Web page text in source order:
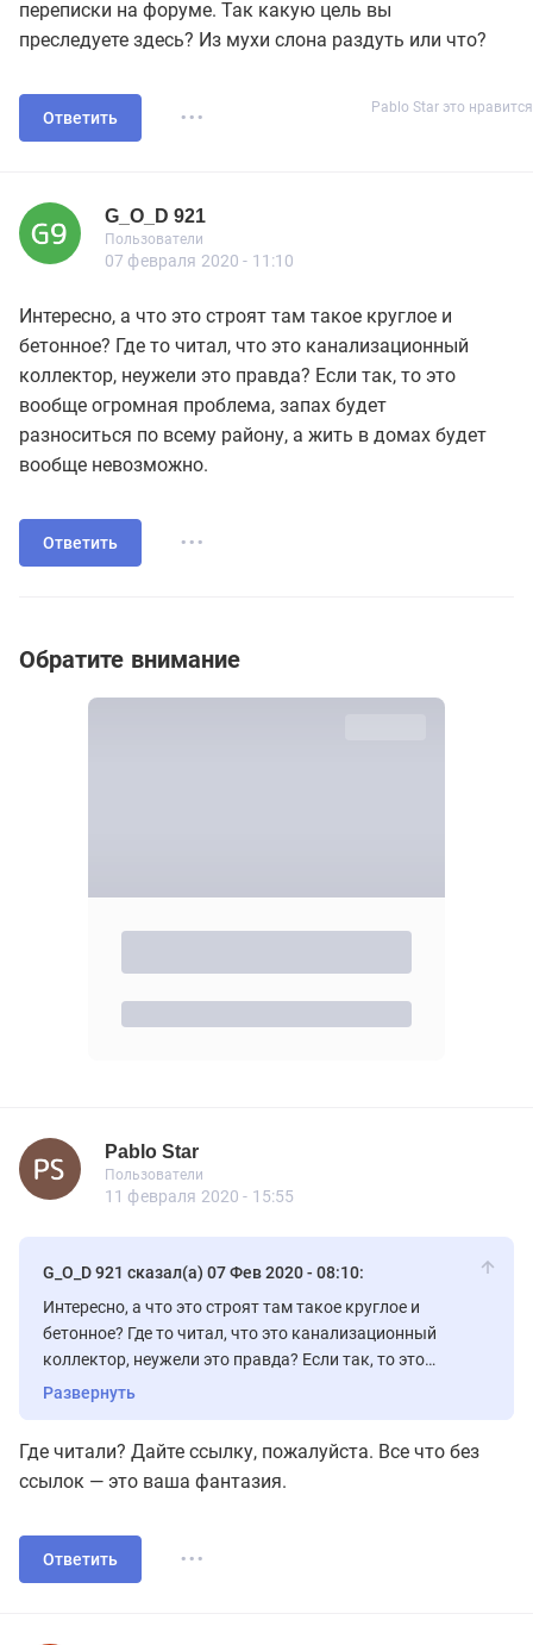
переписки на форуме. Так какую цель вы
преследуете здесь? Из мухи слона раздуть или что?
Pablo Star это нравится
Ответить ...
G_O_D 921
G_O_D 921
Пользователи
Новичок
Пользователи
7 сообщений
07 февраля 2020 - 11:10
Интересно, а что это строят там такое круглое и
бетонное? Где то читал, что это канализационный
коллектор, неужели это правда? Если так, то это
вообще огромная проблема, запах будет
разноситься по всему району, а жить в домах будет
вообще невозможно.
Ответить ...
Обратите внимание
Pablo Star
Pablo Star
Пользователи
Пользователь
Пользователи
30 сообщений
11 февраля 2020 - 15:55
G_O_D 921 сказал(а) 07 Фев 2020 - 08:10:
Интересно, а что это строят там такое круглое и
бетонное? Где то читал, что это канализационный
коллектор, неужели это правда? Если так, то это
вообще огромная проблема, запах будет разноситься
Развернуть
Где читали? Дайте ссылку, пожалуйста. Все что без
ссылок — это ваша фантазия.
Ответить ...